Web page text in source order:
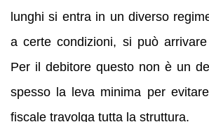
lunghi si entra in un diverso
a certe condizioni, si può
Per il debitore questo non è un
spesso la leva minima per
fiscale travolga tutta la struttura.